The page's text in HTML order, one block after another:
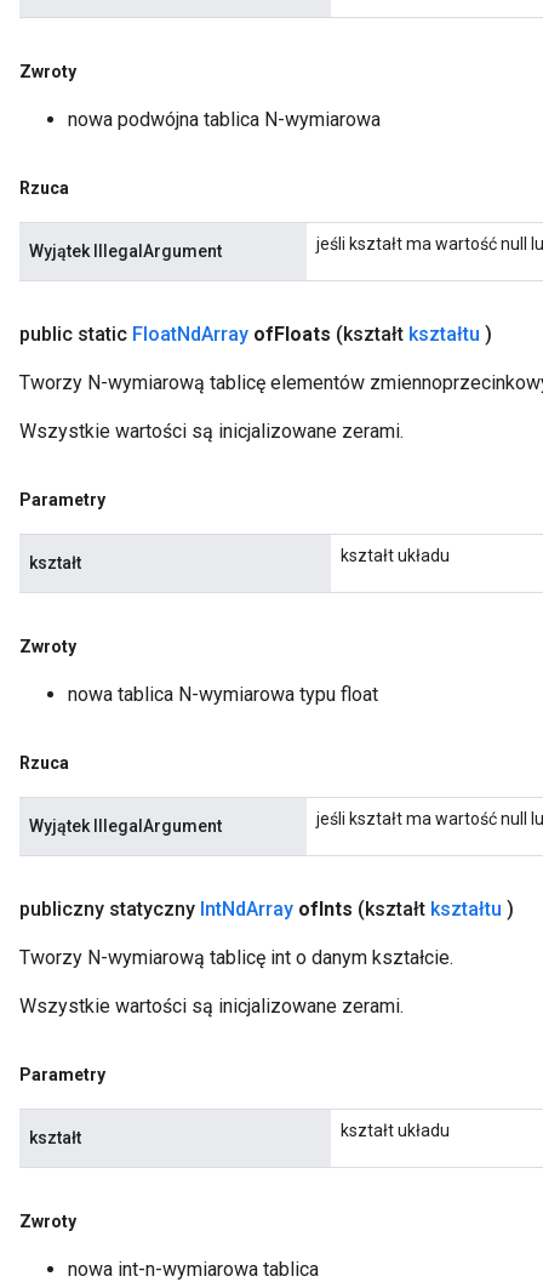
Zwroty
nowa podwójna tablica N-wymiarowa
Rzuca
Wyjątek IllegalArgument jeśli kształt ma wartość null
public static FloatNdArray ofFloats (kształt kształtu )
Tworzy N-wymiarową tablicę elementów
Wszystkie wartości są inicjalizowane zerami.
Parametry
kształt kształt układu
Zwroty
nowa tablica N-wymiarowa typu float
Rzuca
Wyjątek IllegalArgument jeśli kształt ma wartość null
publiczny statyczny IntNdArray ofInts (kształt kształtu )
Tworzy N-wymiarową tablicę int o danym kształcie.
Wszystkie wartości są inicjalizowane zerami.
Parametry
kształt kształt układu
Zwroty
nowa int-n-wymiarowa tablica